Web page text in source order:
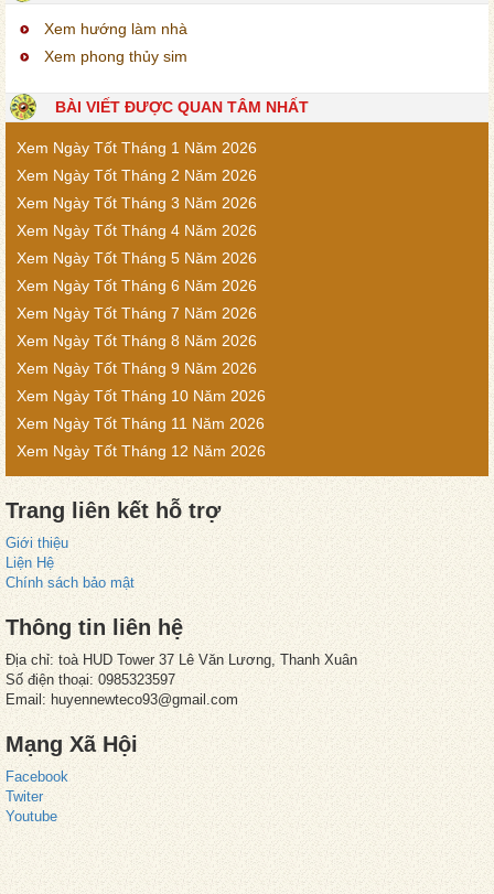
Xem hướng làm nhà
Xem phong thủy sim
BÀI VIẾT ĐƯỢC QUAN TÂM NHẤT
Xem Ngày Tốt Tháng 1 Năm 2026
Xem Ngày Tốt Tháng 2 Năm 2026
Xem Ngày Tốt Tháng 3 Năm 2026
Xem Ngày Tốt Tháng 4 Năm 2026
Xem Ngày Tốt Tháng 5 Năm 2026
Xem Ngày Tốt Tháng 6 Năm 2026
Xem Ngày Tốt Tháng 7 Năm 2026
Xem Ngày Tốt Tháng 8 Năm 2026
Xem Ngày Tốt Tháng 9 Năm 2026
Xem Ngày Tốt Tháng 10 Năm 2026
Xem Ngày Tốt Tháng 11 Năm 2026
Xem Ngày Tốt Tháng 12 Năm 2026
Trang liên kết hỗ trợ
Giới thiệu
Liện Hệ
Chính sách bảo mật
Thông tin liên hệ
Địa chỉ: toà HUD Tower 37 Lê Văn Lương, Thanh Xuân
Số điện thoại: 0985323597
Email: huyennewteco93@gmail.com
Mạng Xã Hội
Facebook
Twiter
Youtube